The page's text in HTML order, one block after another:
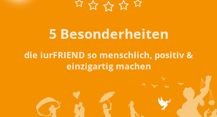
5 Besonderheiten
die iurFRIEND so menschlich, positiv &
einzigartig machen